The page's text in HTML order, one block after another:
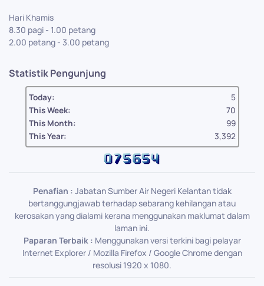
Hari Khamis
8.30 pagi - 1.00 petang
2.00 petang - 3.00 petang
Statistik Pengunjung
Today:
5
This Week:
70
This Month:
99
This Year:
3,392
Penafian : Jabatan Sumber Air Negeri Kelantan tidak
bertanggungjawab terhadap sebarang kehilangan atau
kerosakan yang dialami kerana menggunakan maklumat dalam
laman ini.
Paparan Terbaik : Menggunakan versi terkini bagi pelayar
Internet Explorer / Mozilla Firefox / Google Chrome dengan
resolusi 1920 x 1080.